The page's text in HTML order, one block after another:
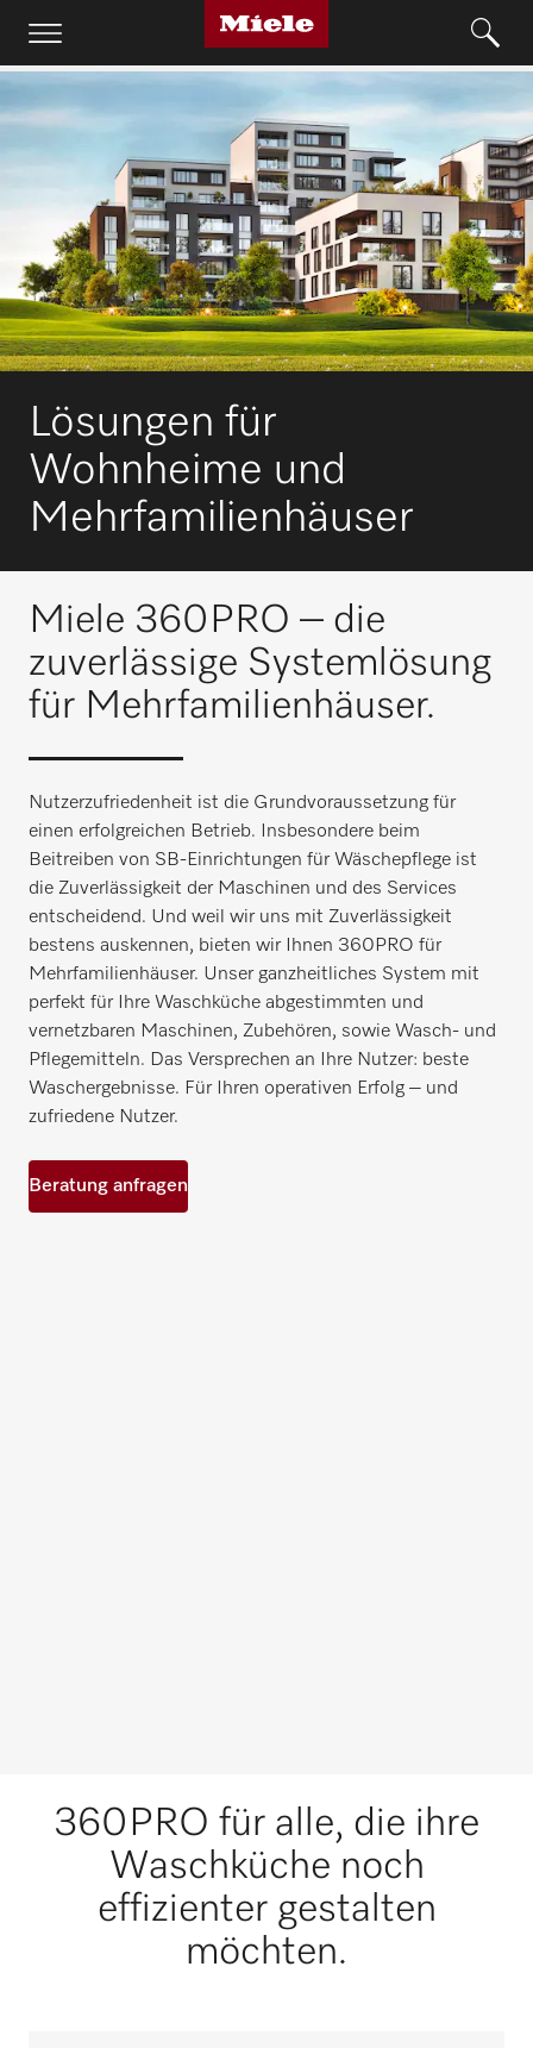
Lösungen für
Wohnheime und
Mehrfamilienhäuser
Miele 360PRO – die
zuverlässige Systemlösung
für Mehrfamilienhäuser.
Nutzerzufriedenheit ist die Grundvoraussetzung für
einen erfolgreichen Betrieb. Insbesondere beim
Beitreiben von SB-Einrichtungen für Wäschepflege ist
die Zuverlässigkeit der Maschinen und des Services
entscheidend. Und weil wir uns mit Zuverlässigkeit
bestens auskennen, bieten wir Ihnen 360PRO für
Mehrfamilienhäuser. Unser ganzheitliches System mit
perfekt für Ihre Waschküche abgestimmten und
vernetzbaren Maschinen, Zubehören, sowie Wasch- und
Pflegemitteln. Das Versprechen an Ihre Nutzer: beste
Waschergebnisse. Für Ihren operativen Erfolg – und
zufriedene Nutzer.
Beratung anfragen
360PRO für alle, die ihre
Waschküche noch
effizienter gestalten
möchten.